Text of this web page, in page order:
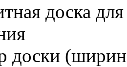
доска
доски